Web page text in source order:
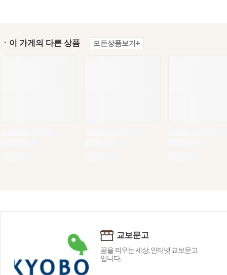
ㆍ이 가게의 다른 상품 모든상품보기+
교보문고
꿈을 피우는 세상, 인터넷 교보문고
입니다.